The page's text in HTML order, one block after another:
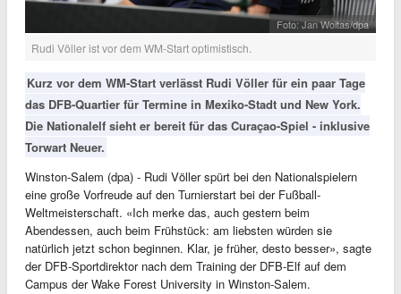
Foto: Jan Woitas/dpa
Rudi Völler ist vor dem WM-Start optimistisch.
Kurz vor dem WM-Start verlässt Rudi Völler für ein paar Tage
das DFB-Quartier für Termine in Mexiko-Stadt und New York.
Die Nationalelf sieht er bereit für das Curaçao-Spiel - inklusive
Torwart Neuer.
Winston-Salem (dpa) - Rudi Völler spürt bei den Nationalspielern
eine große Vorfreude auf den Turnierstart bei der Fußball-
Weltmeisterschaft. «Ich merke das, auch gestern beim
Abendessen, auch beim Frühstück: am liebsten würden sie
natürlich jetzt schon beginnen. Klar, je früher, desto besser», sagte
der DFB-Sportdirektor nach dem Training der DFB-Elf auf dem
Campus der Wake Forest University in Winston-Salem.